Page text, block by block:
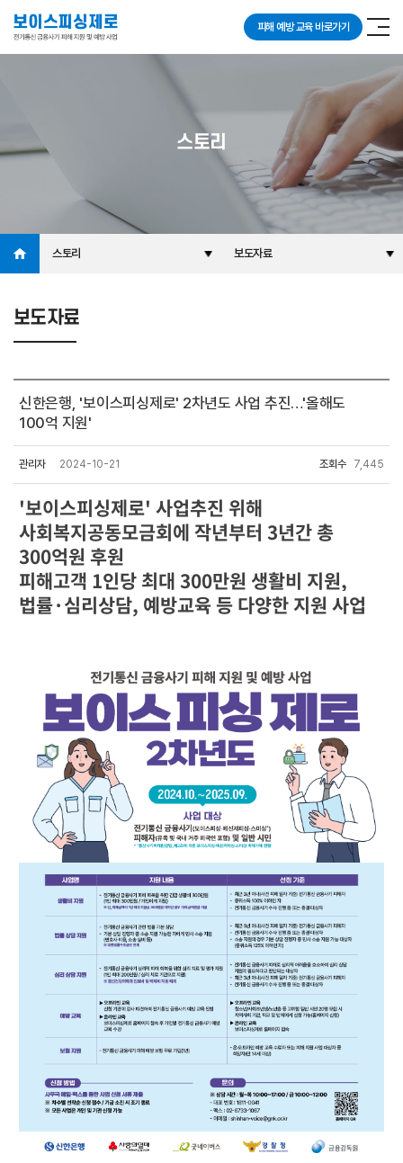
피해 예방 교육 바로가기
스토리
스토리 보도자료
보도자료
신한은행, '보이스피싱제로' 2차년도 사업 추진…'올해도
100억 지원'
관리자 2024-10-21 조회수 7,445
'보이스피싱제로' 사업추진 위해
사회복지공동모금회에 작년부터 3년간 총
300억원 후원
피해고객 1인당 최대 300만원 생활비 지원,
법률·심리상담, 예방교육 등 다양한 지원 사업